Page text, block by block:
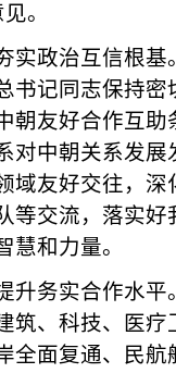
。
实政治互信根
书记同志保持
朝友好合作互
对中朝关系发
域友好交往，
等交流，落实
慧和力量。
升务实合作水
筑、科技、医
全面复通、民